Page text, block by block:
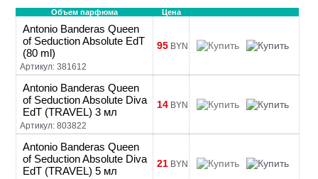
Объем парфюма Цена
Antonio Banderas Queen
of Seduction Absolute EdT
(80 ml)
Артикул: 381612
95 BYN
Antonio Banderas Queen
of Seduction Absolute Diva
EdT (TRAVEL) 3 мл
Артикул: 803822
14 BYN
Antonio Banderas Queen
of Seduction Absolute Diva
EdT (TRAVEL) 5 мл
21 BYN